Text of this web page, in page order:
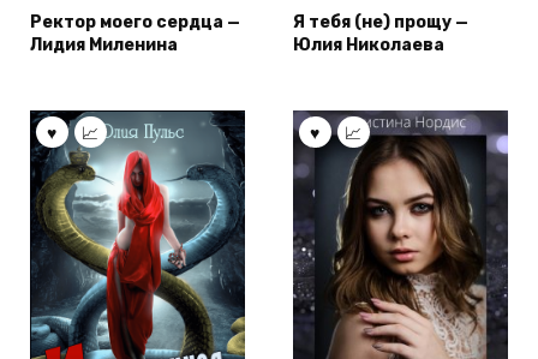
Ректор моего сердца —
Лидия Миленина
Я тебя (не) прощу —
Юлия Николаева